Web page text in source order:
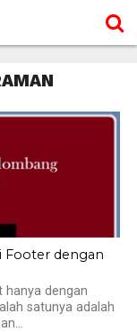
Footer dengan
hanya dengan
satunya adalah